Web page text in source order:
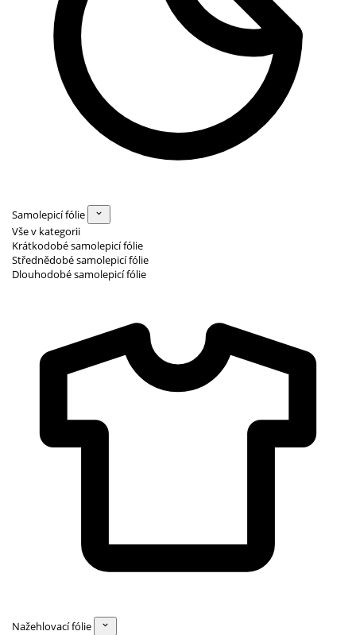
Samolepicí fólie
Vše v kategorii
Krátkodobé samolepicí fólie
Střednědobé samolepicí fólie
Dlouhodobé samolepicí fólie
Nažehlovací fólie